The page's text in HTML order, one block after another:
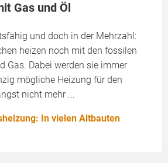
Gas und Öl
und doch in der Mehrzahl:
heizen noch mit den fossilen
Gas. Dabei werden sie immer
mögliche Heizung für den
nicht mehr ...
In vielen Altbauten